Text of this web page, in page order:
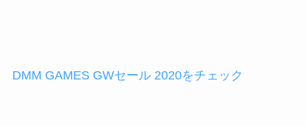
DMM GAMES GWセール 2020をチェック